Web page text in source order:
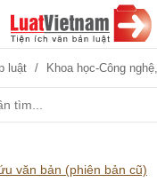
luật Khoa học-Công nghệ,
văn bản (phiên bản cũ)